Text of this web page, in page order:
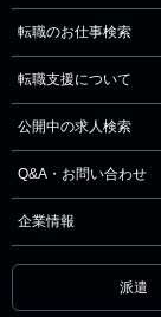
転職のお仕事検索
転職支援について
公開中の求人検索
Q&A・お問い合わせ
企業情報
派遣